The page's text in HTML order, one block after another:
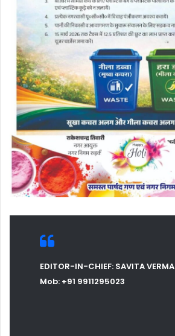
EDITOR-IN-CHIEF: SAVITA VERMA
Mob: +91 9911295023